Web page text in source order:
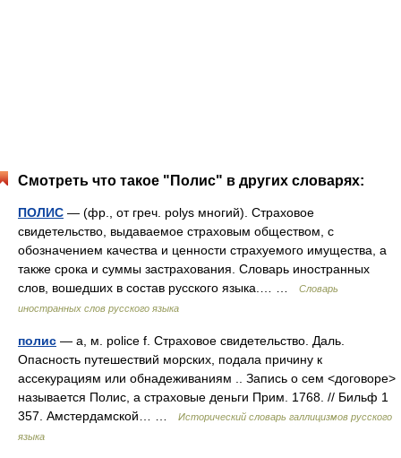
Смотреть что такое "Полис" в других словарях:
ПОЛИС — (фр., от греч. polys многий). Страховое
свидетельство, выдаваемое страховым обществом, с
обозначением качества и ценности страхуемого имущества, а
также срока и суммы застрахования. Словарь иностранных
слов, вошедших в состав русского языка.… …
Словарь
иностранных слов русского языка
полис — а, м. police f. Страховое свидетельство. Даль.
Опасность путешествий морских, подала причину к
ассекурациям или обнадеживаниям .. Запись о сем <договоре>
называется Полис, а страховые деньги Прим. 1768. // Бильф 1
357. Амстердамской… …
Исторический словарь галлицизмов русского
языка